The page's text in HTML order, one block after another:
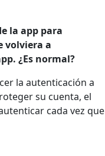
la app para
volviera a
¿Es normal?
la autenticación a
su cuenta, el
cada vez que